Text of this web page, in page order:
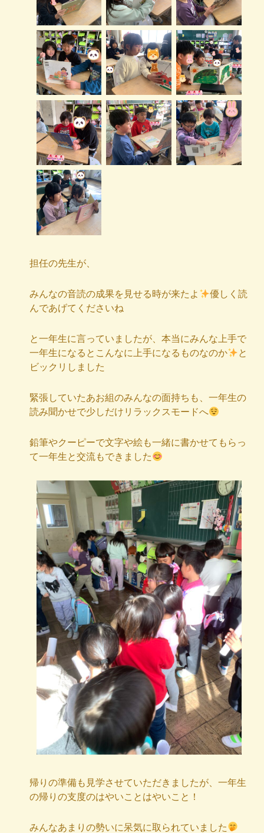
担任の先生が、
みんなの音読の成果を見せる時が来たよ
優しく読
んであげてくださいね
と一年生に言っていましたが、本当にみんな上手で
一年生になるとこんなに上手になるものなのか
と
ビックリしました
緊張していたあお組のみんなの面持ちも、一年生の
読み聞かせで少しだけリラックスモードへ
鉛筆やクーピーで文字や絵も一緒に書かせてもらっ
て一年生と交流もできました
帰りの準備も見学させていただきましたが、一年生
の帰りの支度のはやいことはやいこと！
みんなあまりの勢いに呆気に取られていました